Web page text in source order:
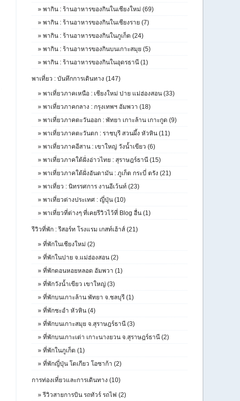
» พากิน : ร้านอาหารของกินในเชียงใหม่ (69)
» พากิน : ร้านอาหารของกินในเชียงราย (7)
» พากิน : ร้านอาหารของกินในภูเก็ต (24)
» พากิน : ร้านอาหารของกินบนเกาะสมุย (5)
» พากิน : ร้านอาหารของกินในอุดรธานี (1)
พาเที่ยว : บันทึกการเดินทาง (147)
» พาเที่ยวภาคเหนือ : เชียงใหม่ ปาย แม่ฮ่องสอน (33)
» พาเที่ยวภาคกลาง : กรุงเทพฯ อัมพวา (18)
» พาเที่ยวภาคตะวันออก : พัทยา เกาะล้าน เกาะกูด (9)
» พาเที่ยวภาคตะวันตก : ราชบุรี สวนผึ้ง หัวหิน (11)
» พาเที่ยวภาคอีสาน : เขาใหญ่ วังน้ำเขียว (6)
» พาเที่ยวภาคใต้ฝั่งอ่าวไทย : สุราษฎร์ธานี (15)
» พาเที่ยวภาคใต้ฝั่งอันดามัน : ภูเก็ต กระบี่ ตรัง (21)
» พาเที่ยว : นิทรรศการ งานอีเว้นท์ (23)
» พาเที่ยวต่างประเทศ : ญี่ปุ่น (10)
» พาเที่ยวที่ต่างๆ ที่เคยรีวิวไว้ที่ Blog อื่น (1)
รีวิวที่พัก : รีสอร์ท โรงแรม เกสท์เฮ้าส์ (21)
» ที่พักในเชียงใหม่ (2)
» ที่พักในปาย จ.แม่ฮ่องสอน (2)
» ที่พักดอนหอยหลอด อัมพวา (1)
» ที่พักวังน้ำเขียว เขาใหญ่ (3)
» ที่พักบนเกาะล้าน พัทยา จ.ชลบุรี (1)
» ที่พักชะอำ หัวหิน (4)
» ที่พักบนเกาะสมุย จ.สุราษฎร์ธานี (3)
» ที่พักบนเกาะเต่า เกาะนางยวน จ.สุราษฎร์ธานี (2)
» ที่พักในภูเก็ต (1)
» ที่พักญี่ปุ่น โตเกียว โอซาก้า (2)
การท่องเที่ยวและการเดินทาง (10)
»รีวิวสายการบิน รถทัวร์ รถไฟ (2)